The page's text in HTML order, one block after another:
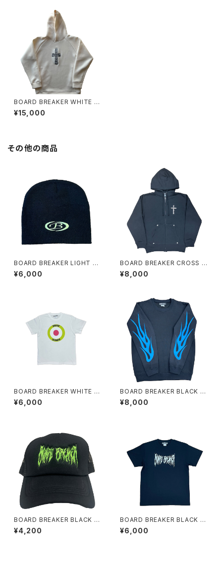
BOARD BREAKER WHITE C
ROSS LOGO HOODIE
¥15,000
その他の商品
BOARD BREAKER LIGHT GR
EEN B LOGO BEANIE
¥6,000
BOARD BREAKER CROSS S
TUDS BLACK HOODIE
¥8,000
BOARD BREAKER WHITE M
ODS TEE
¥6,000
BOARD BREAKER BLACK B
LUE FLAME SWEATSHIRT
¥8,000
BOARD BREAKER BLACK A
ND BREEN TRUCKER CAP
¥4,200
BOARD BREAKER BLACK T
EE
¥6,000